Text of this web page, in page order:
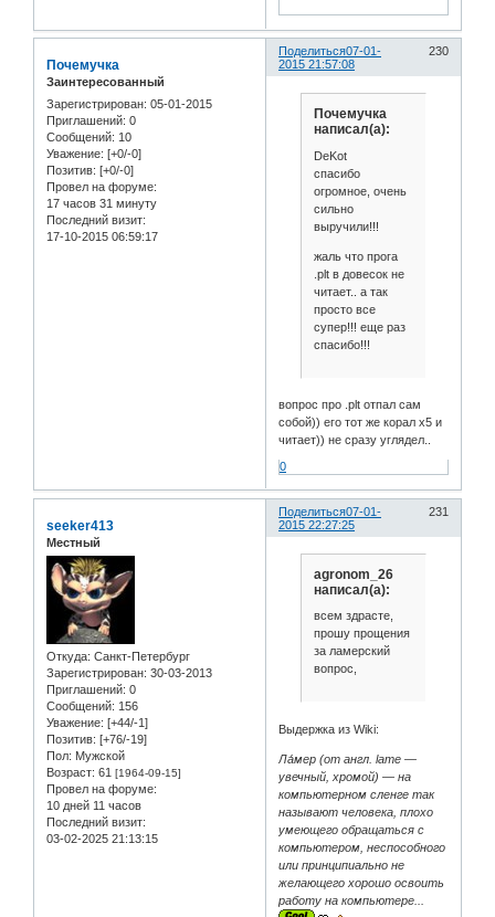
Поделиться 230
07-01-
2015 21:57:08
Почемучка
Заинтересованный
Зарегистрирован: 05-01-2015
Приглашений: 0
Сообщений: 10
Уважение: [+0/-0]
Позитив: [+0/-0]
Провел на форуме:
17 часов 31 минуту
Последний визит:
17-10-2015 06:59:17
Почемучка
написал(а):
DeKot
спасибо
огромное, очень
сильно
выручили!!!
жаль что прога
.plt в довесок не
читает.. а так
просто все
супер!!! еще раз
спасибо!!!
вопрос про .plt отпал сам
собой)) его тот же корал х5 и
читает)) не сразу углядел..
0
Поделиться 231
07-01-
2015 22:27:25
seeker413
Местный
Откуда: Санкт-Петербург
Зарегистрирован: 30-03-2013
Приглашений: 0
Сообщений: 156
Уважение: [+44/-1]
Позитив: [+76/-19]
Пол: Мужской
Возраст: 61 [1964-09-15]
Провел на форуме:
10 дней 11 часов
Последний визит:
03-02-2025 21:13:15
agronom_26
написал(а):
всем здрасте,
прошу прощения
за ламерский
вопрос,
Выдержка из Wiki:
Ла́мер (от англ. lame —
увечный, хромой) — на
компьютерном сленге так
называют человека, плохо
умеющего обращаться с
компьютером, неспособного
или принципиально не
желающего хорошо освоить
работу на компьютере...